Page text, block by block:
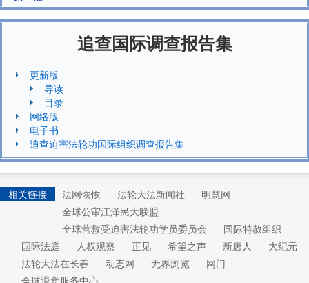
追查国际调查报告集
更新版
导读
目录
网络版
电子书
追查迫害法轮功国际组织调查报告集
相关链接 法网恢恢 法轮大法新闻社
明慧网
全球公审江泽民大联盟
全球营救受迫害法轮功学员委员会
国际特赦组织
国际法庭
人权观察 正见 希望之声 新唐人
大纪元
法轮大法在长春
动态网 无界浏览
网门
全球退党服务中心